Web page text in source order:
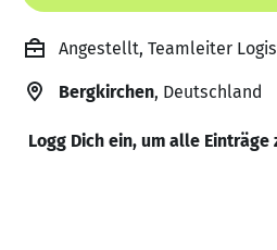
Angestellt, Teamleiter
Bergkirchen, Deutschland
Logg Dich ein, um alle Einträge